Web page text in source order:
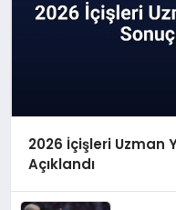
2026 İçişleri Uzman
Açıklandı